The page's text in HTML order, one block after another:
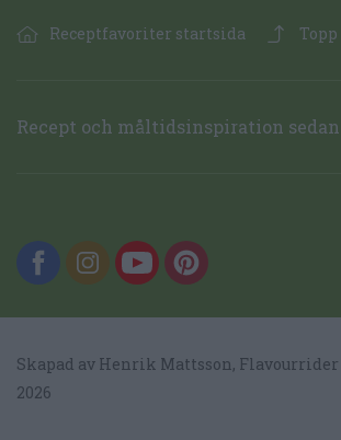
Receptfavoriter startsida Topp
Recept och måltidsinspiration sedan
Skapad av Henrik Mattsson, Flavourrider
2026